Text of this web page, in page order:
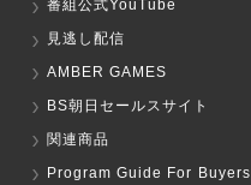
番組公式YouTube
見逃し配信
AMBER GAMES
BS朝日セールスサイト
関連商品
Program Guide For Buyers